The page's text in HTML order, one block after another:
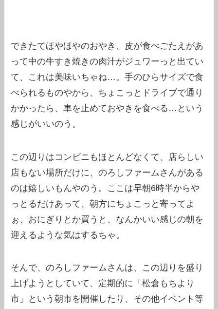
できたてほやほやのおやき、皮が食べごたえがあ
って中の牛すき焼きの肉汁がジュワーっと出てい
て、これは美味いちゃね…。手のひらサイズで食
べられるものやから、ちょこっとドライブで通り
かかったら、車を止めておやきを食べる…という
感じがいいのう。
この辺りはコンビニもほとんどなくて、店らしい
店もない場所だけに、のろしファームさんがある
のは嬉しいもんやのう。ここは早朝6時半からや
っとるだけあって、朝方にちょこっと寄ってよ
ぉ、おにぎりとか買うと、なんかいい感じの朝を
迎えるような気はするちゃ。
そんで、のろしファームさんは、この辺りを盛り
上げようとしていて、定期的に「松倉もちより
市」という朝市を開催したり、その他イベント等